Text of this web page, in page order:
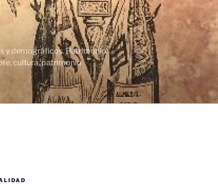
y demográficos. Patrimonio
cultura, patrimonio